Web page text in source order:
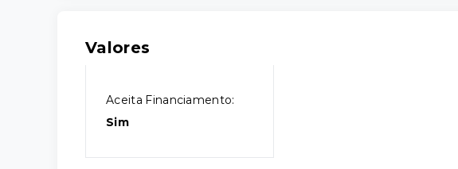
Valores
Aceita Financiamento:
Sim